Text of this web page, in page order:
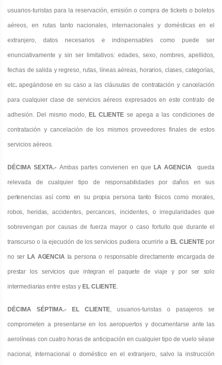
usuarios-turistas para la reservación, emisión o compra de tickets o boletos
aéreos, en rutas tanto nacionales, internacionales y domésticasen el
extranjero, datos necesarios e indispensables como puede ser
enunciativamente y sin ser limitativos: edades, sexo, nombres, apellidos,
fechas de salida y regreso, rutas, líneas aéreas, horarios, clases, categorías,
etc.apegándose en su caso a las cláusulas de contratación y cancelación
para cualquier clasede servicios aéreos expresados en este contrato de
adhesión. Del mismo modo, EL CLIENTE se apega a las condiciones de
contratación y cancelación de los mismos proveedores finales de estos
servicios aéreos.
DÉCIMA SEXTA.- Ambas partes convienen en que LA AGENCIAqueda
relevada de cualquier tipo de responsabilidades por daños en sus
pertenencias así como en su propia persona tanto físicos como morales,
robos, heridas,accidentes, percances, incidentes, o irregularidades que
sobrevengan por causas de fuerza mayor o caso fortuito quedurante el
transcurso o la ejecución de los servicios pudiera ocurrirle a EL CLIENTEpor
no ser LA AGENCIA la persona o responsable directamente encargada de
prestar los servicios que integran el paquete de viaje y por ser solo
intermediarias entre estas y EL CLIENTE.
DÉCIMA SÉPTIMA.- EL CLIENTE, usuarios-turistas o pasajeros se
comprometen a presentarse en los aeropuertos y documentarse ante las
aerolíneas con cuatro horas de anticipación en cualquier tipo de vuelo séase
nacional, internacional o doméstico en el extranjero, salvo la instrucción